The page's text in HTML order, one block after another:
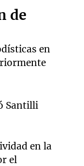
de
en
Santilli
en la
el